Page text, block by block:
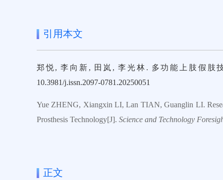
引用本文
郑悦, 李向新, 田岚, 李光林. 多功能上肢假肢
10.3981/j.issn.2097-0781.20250051
Yue ZHENG, Xiangxin LI, Lan TIAN, Guanglin LI.
Prosthesis Technology[J]. Science and Technology
正文